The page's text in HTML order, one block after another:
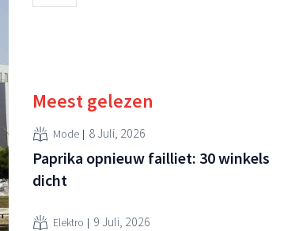
Meest gelezen
Mode 8 Juli, 2026
Paprika opnieuw failliet: 30 winkels
dicht
Elektro 9 Juli, 2026